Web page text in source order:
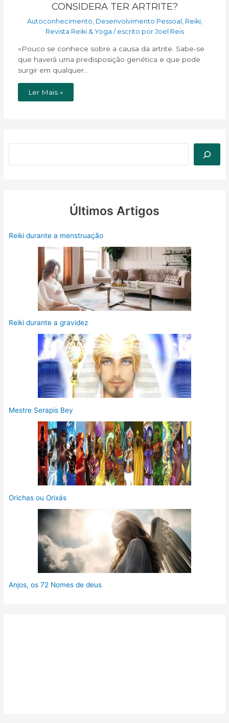
CONSIDERA TER ARTRITE?
Autoconhecimento Desenvolvimento Pessoal Reiki,
Revista Reiki & Yoga / escrito por Joel Reis
«Pouco se conhece sobre a causa da artrite. Sabe-se
que haverá uma predisposição genética e que pode
surgir em qualquer…
Ler Mais »
Últimos Artigos
Reiki durante a menstruação
Reiki durante a gravidez
Mestre Serapis Bey
Orichas ou Orixás
Anjos, os 72 Nomes de deus